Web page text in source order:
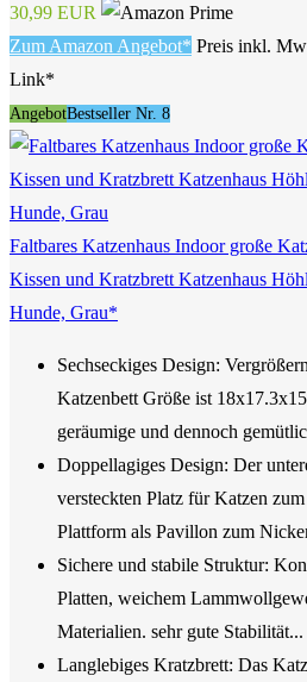
30,99 EUR
Zum Amazon Angebot* Preis inkl.
Link*
AngebotBestseller Nr. 8
Faltbares Katzenhaus Indoor große
Kissen und Kratzbrett Katzenhaus
Hunde, Grau*
Sechseckiges Design:
Katzenbett Größe ist
geräumige und dennoch
Doppellagiges Design: Der
versteckten Platz für Katzen
Plattform als Pavillon zum
Sichere und stabile Struktur:
Platten, weichem
Materialien. sehr gute Stabilität...
Langlebiges Kratzbrett: Das